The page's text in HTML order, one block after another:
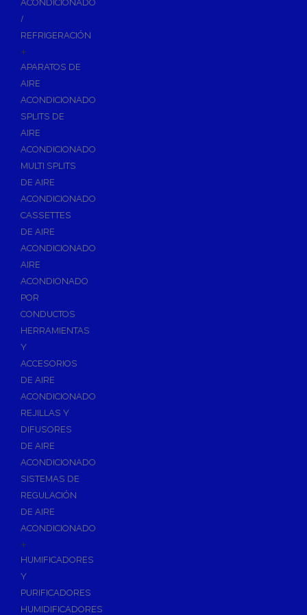
Asientos y Tapas de WC
Lavabos
Urinarios
Bidés
Vertederos Baño
Sanitarios Suspendidos
Placas de Accionamiento para Cisternas
Cisternas Empotradas
Seguridad en el Baño
Wellness
Calefacción y A.C.S
Accesorios de Calefacción
Vasos de Expansión
Termometros
Otros accesorios de calefacción
Accesorios de Radiadores
Tapones, purgadores y accesorios para radiador
Soportes para Radiadores
Acumuladores e Interacumuladores
Bombas Circuladoras / Grupos de Bombeo
Bombas de Calefacción
Bombas Simples para ACS
Calderas
Grupos Térmicos de Gasóleo
ACONDICIONADO
/
REFRIGERACIÓN
+
APARATOS DE
AIRE
ACONDICIONADO
SPLITS DE
AIRE
ACONDICIONADO
MULTI SPLITS
DE AIRE
ACONDICIONADO
CASSETTES
DE AIRE
ACONDICIONADO
AIRE
ACONDIONADO
POR
CONDUCTOS
HERRAMIENTAS
Y
ACCESORIOS
DE AIRE
ACONDICIONADO
REJILLAS Y
DIFUSORES
DE AIRE
ACONDICIONADO
SISTEMAS DE
REGULACIÓN
DE AIRE
ACONDICIONADO
+
HUMIFICADORES
Y
PURIFICADORES
HUMIDIFICADORES